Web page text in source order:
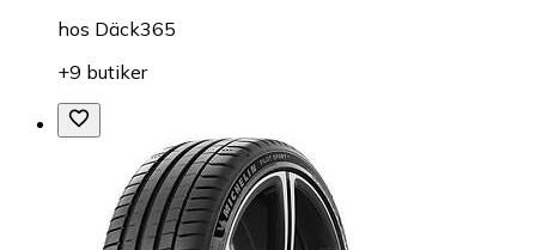
hos Däck365
+9 butiker